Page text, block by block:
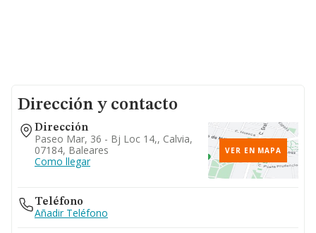
Dirección y contacto
Dirección
Paseo Mar, 36 - Bj Loc 14,, Calvia,
07184, Baleares
Como llegar
VER EN MAPA
Teléfono
Añadir Teléfono